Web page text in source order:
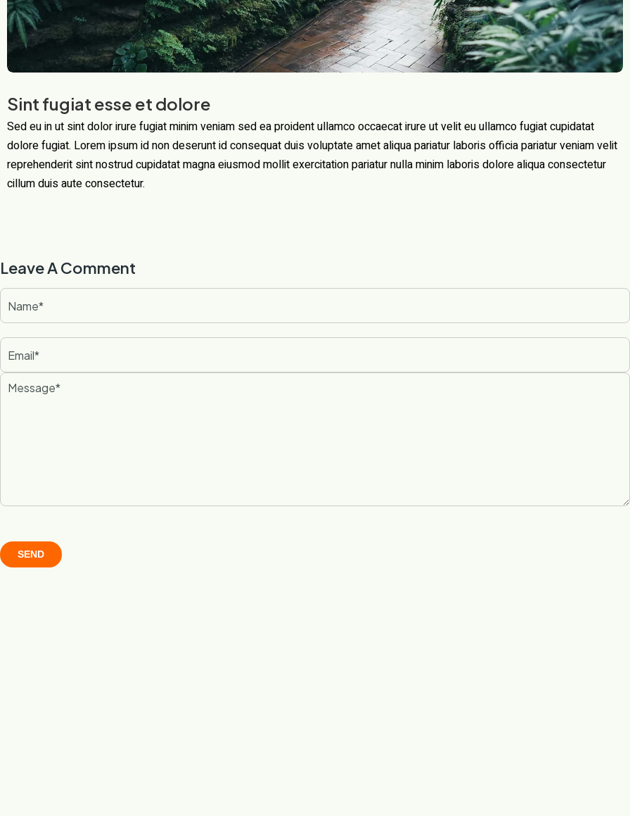
Sint fugiat esse et dolore
Sed eu in ut sint dolor irure fugiat minim veniam sed ea proident ullamco occaecat irure ut velit eu ullamco fugiat cupidatat
dolore fugiat. Lorem ipsum id non deserunt id consequat duis voluptate amet aliqua pariatur laboris officia pariatur veniam velit
reprehenderit sint nostrud cupidatat magna eiusmod mollit exercitation pariatur nulla minim laboris dolore aliqua consectetur
cillum duis aute consectetur.
Leave A Comment